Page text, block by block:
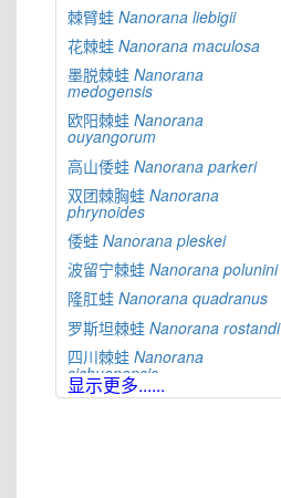
棘臂蛙 Nanorana liebigii
花棘蛙 Nanorana maculosa
墨脱棘蛙 Nanorana
medogensis
欧阳棘蛙 Nanorana
ouyangorum
高山倭蛙 Nanorana parkeri
双团棘胸蛙 Nanorana
phrynoides
倭蛙 Nanorana pleskei
波留宁棘蛙 Nanorana polunini
隆肛蛙 Nanorana quadranus
罗斯坦棘蛙 Nanorana rostandi
四川棘蛙 Nanorana
sichuanensis
太行隆肛蛙Nanorana
显示更多......